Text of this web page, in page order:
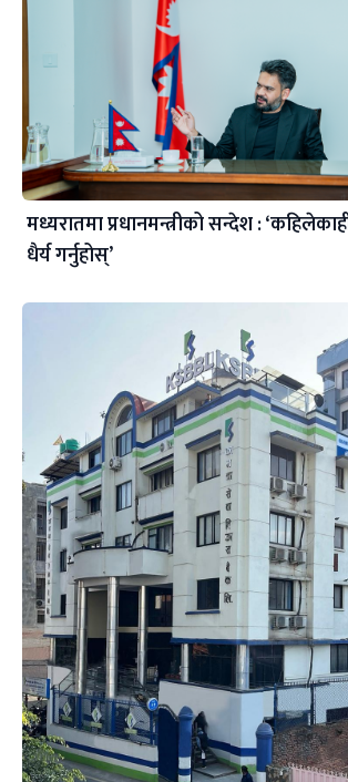
मध्यरातमा प्रधानमन्त्रीको सन्देश :
धैर्य गर्नुहोस्’